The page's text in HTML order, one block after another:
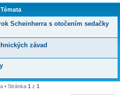
Témata
Scheinherra s otočením sedačky
závad
• Stránka 1 z 1